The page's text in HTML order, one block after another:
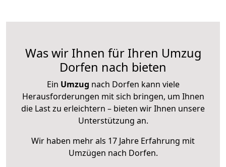
Was wir Ihnen für Ihren Umzug
Dorfen nach bieten
Ein Umzug nach Dorfen kann viele
Herausforderungen mit sich bringen, um Ihnen
die Last zu erleichtern – bieten wir Ihnen unsere
Unterstützung an.
Wir haben mehr als 17 Jahre Erfahrung mit
Umzügen nach Dorfen.